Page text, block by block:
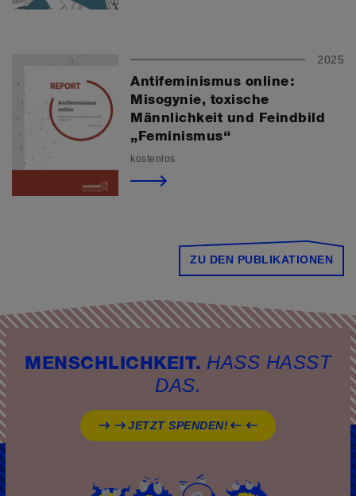
2025
Antifeminismus online:
Misogynie, toxische
Männlichkeit und Feindbild
„Feminismus“
kostenlos
ZU DEN PUBLIKATIONEN
MENSCHLICHKEIT. HASS HASST
DAS.
JETZT SPENDEN!